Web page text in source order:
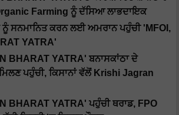
Farming ਨੂੰ ਦੱਸਿਆ ਲਾਭਦਾਇਕ
ਸਨਮਾਨਿਤ ਕਰਨ ਲਈ ਅਮਰਾਨ ਪਹੁੰਚੀ 'MFOI,
YATRA'
BHARAT YATRA' ਬਨਾਸਕਾਂਠਾ ਦੇ
ਪਹੁੰਚੀ, ਕਿਸਾਨਾਂ ਵੱਲੋਂ Krishi Jagran
BHARAT YATRA' ਪਹੁੰਚੀ ਥਰਾਡ, FPO